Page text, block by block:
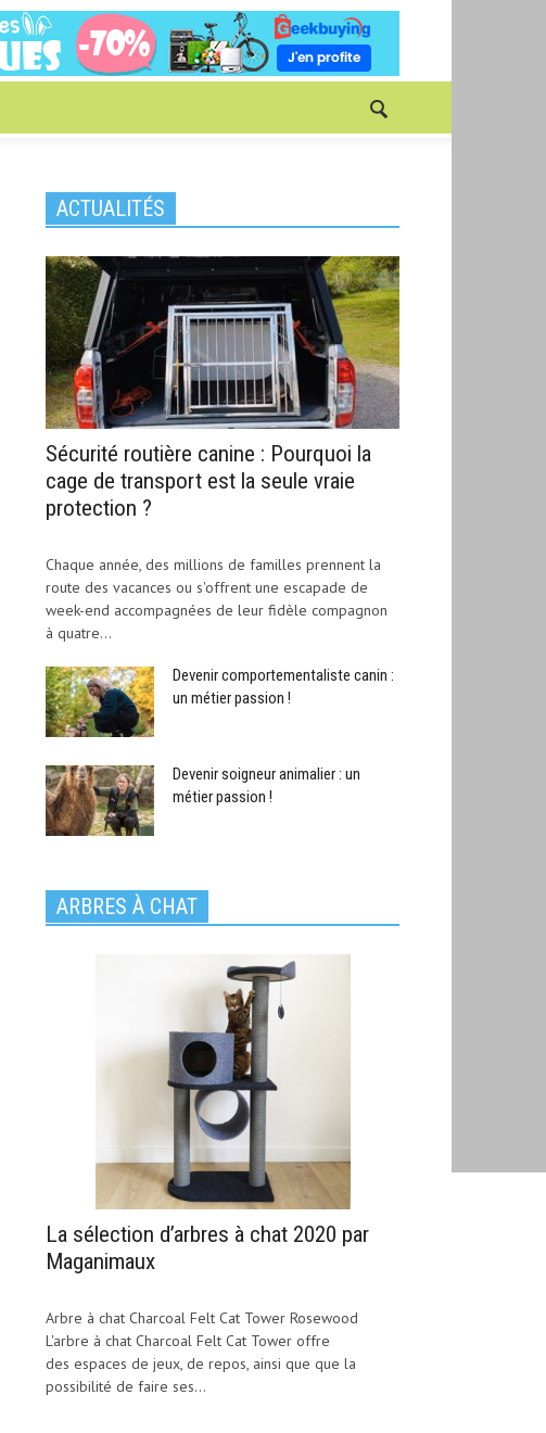
ACTUALITÉS
Sécurité routière canine : Pourquoi la
cage de transport est la seule vraie
protection ?
Chaque année, des millions de familles prennent la
route des vacances ou s'offrent une escapade de
week-end accompagnées de leur fidèle compagnon
à quatre...
Devenir comportementaliste canin :
un métier passion !
Devenir soigneur animalier : un
métier passion !
ARBRES À CHAT
La sélection d’arbres à chat 2020 par
Maganimaux
Arbre à chat Charcoal Felt Cat Tower Rosewood
L'arbre à chat Charcoal Felt Cat Tower offre
des espaces de jeux, de repos, ainsi que que la
possibilité de faire ses...